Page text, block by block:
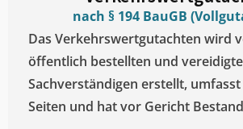
nach § 194 BauGB
Das Verkehrswertgutachten wird
öffentlich bestellten und
Sachverständigen erstellt, umfasst
Seiten und hat vor Gericht Bestand